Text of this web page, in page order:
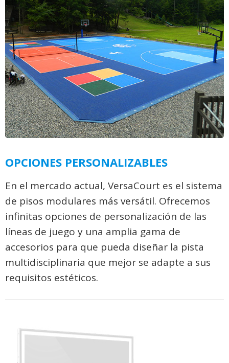
OPCIONES PERSONALIZABLES
En el mercado actual, VersaCourt es el sistema
de pisos modulares más versátil. Ofrecemos
infinitas opciones de personalización de las
líneas de juego y una amplia gama de
accesorios para que pueda diseñar la pista
multidisciplinaria que mejor se adapte a sus
requisitos estéticos.